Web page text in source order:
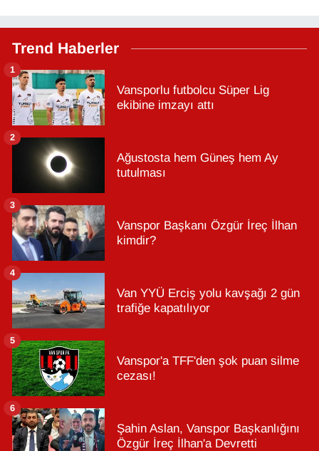
Trend Haberler
Vansporlu futbolcu Süper Lig
ekibine imzayı attı
1
Ağustosta hem Güneş hem Ay
tutulması
2
Vanspor Başkanı Özgür İreç İlhan
kimdir?
3
Van YYÜ Erciş yolu kavşağı 2 gün
trafiğe kapatılıyor
4
Vanspor'a TFF'den şok puan silme
cezası!
5
Şahin Aslan, Vanspor Başkanlığını
Özgür İreç İlhan'a Devretti
6